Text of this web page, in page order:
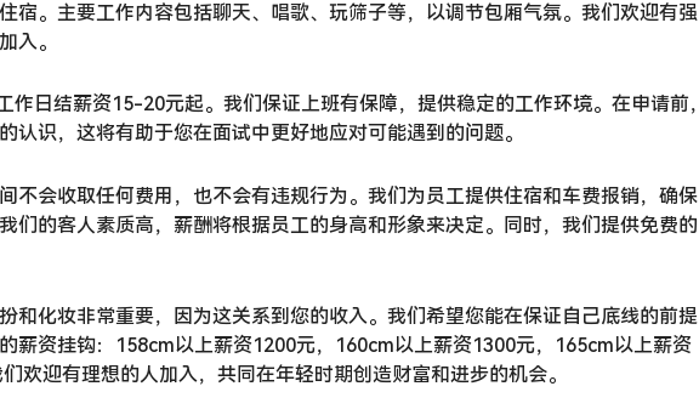
宿。主要工作内容包括聊天、唱歌、玩筛子等，以调节包厢气氛。我们欢迎有强
入。
作日结薪资15-20元起。我们保证上班有保障，提供稳定的工作环境。在申请前，
认识，这将有助于您在面试中更好地应对可能遇到的问题。
不会收取任何费用，也不会有违规行为。我们为员工提供住宿和车费报销，确保
们的客人素质高，薪酬将根据员工的身高和形象来决定。同时，我们提供免费的
和化妆非常重要，因为这关系到您的收入。我们希望您能在保证自己底线的前提
薪资挂钩：158cm以上薪资1200元，160cm以上薪资1300元，165cm以上薪资
欢迎有理想的人加入，共同在年轻时期创造财富和进步的机会。